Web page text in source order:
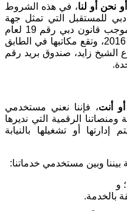
نحن أو لنا، في هذه الشروط
للمستقبل التي تمثل جهة
حكومية تشرف عليها تم تأسيسها بموجب قانون دبي رقم 19 لعام
2015، المعدّل بالقانون رقم 6 لعام 2016، وتقع مكاتبها في الطابق
الشيخ زايد، صندوق بريد رقم
.
أنت، فإننا نعني مستخدمي
ومنصاتنا الرقمية التي نديرها
أو تشغيلها بالنيابة
بيننا وبين مستخدمي خدماتنا:
و
بالخدمة.